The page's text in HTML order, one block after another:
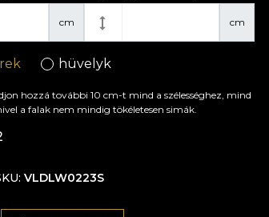
cm cm
hüvelyk
hozzá további 10 cm-t mind a szélességhez, mind
a falak nem mindig tökéletesen simák.
VLDLW0223S